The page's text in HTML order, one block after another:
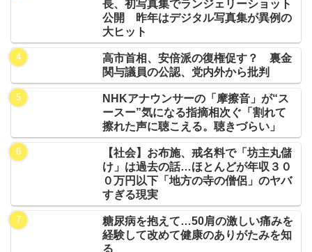
長、初写真集でランジェリーショット
公開 昨年はデジタル写真集が異例の
大ヒット
高市首相、安倍派の復権促す？ 裏金
関与議員の公認、党内外から批判
NHKアナウンサーの「摩擦音」が“ス
ースー”気になる指摘相次ぐ「割れて
擦れた声に聴こえる。聴きづらい」
【社会】お布施、戒名料で「坊主丸儲
け」は過去の話…ほとんどが年収３０
０万円以下「地方の寺の僧侶」のヤバ
すぎる現実
糖尿病を抱えて…50肩の激しい痛みを
経験して改めて健康のありがたみを知
る